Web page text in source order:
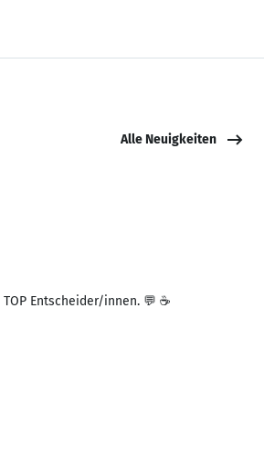
Alle Neuigkeiten
Entscheider/innen. 💬 ☕